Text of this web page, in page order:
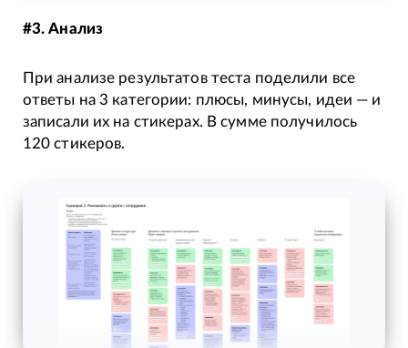
#3. Анализ
При анализе результатов теста поделили все
ответы на 3 категории: плюсы, минусы, идеи — и
записали их на стикерах. В сумме получилось
120 стикеров.